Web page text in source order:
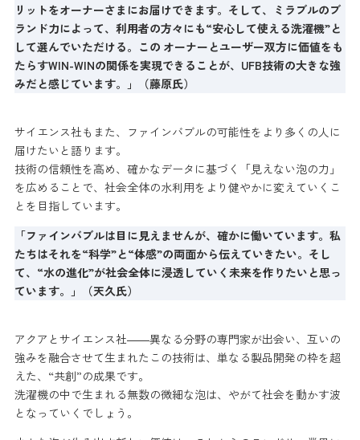
リットをオーナーさまにお届けできます。そして、ミラブルのブ
ランド力によって、利用者の方々にも“安心して使える洗濯機”と
して選んでいただける。この オーナーとユーザー双方に価値をも
たらすWIN-WINの関係を実現できることが、UFB技術の大きな強
みだと感じています。」（藤原氏）
サイエンス社もまた、ファインバブルの可能性をより多くの人に
届けたいと語ります。
技術の信頼性を高め、確かなデータに基づく「見えない泡の力」
を広めることで、社会全体の水利用をより健やかに変えていくこ
とを目指しています。
「ファインバブルは目に見えませんが、確かに働いています。私
たちはそれを“科学”と“体感”の両面から伝えていきたい。そし
て、“水の進化”が社会全体に浸透していく未来を作りたいと思っ
ています。」（天久氏）
アクアとサイエンス社――異なる分野の専門家が出会い、互いの
強みを融合させて生まれたこの技術は、単なる製品開発の枠を超
えた、“共創”の成果です。
洗濯機の中で生まれる無数の微細な泡は、やがて社会を動かす波
となっていくでしょう。